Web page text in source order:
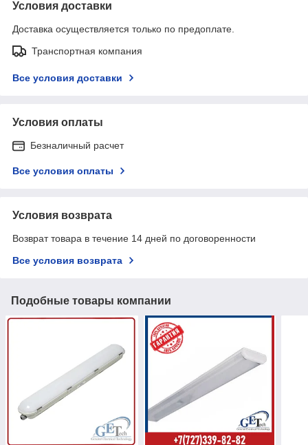
Условия доставки
Доставка осуществляется только по предоплате.
Транспортная компания
Все условия доставки
Условия оплаты
Безналичный расчет
Все условия оплаты
Условия возврата
Возврат товара в течение 14 дней по договоренности
Все условия возврата
Подобные товары компании